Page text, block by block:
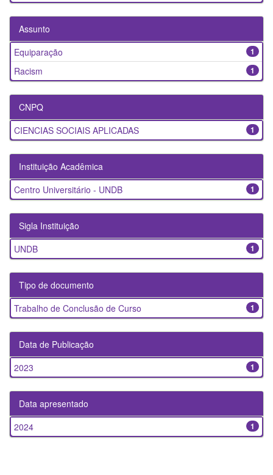
Assunto
1
Equiparação
1
Racism
CNPQ
1
CIENCIAS SOCIAIS APLICADAS
Instituição Acadêmica
1
Centro Universitário - UNDB
Sigla Instituição
1
UNDB
Tipo de documento
1
Trabalho de Conclusão de Curso
Data de Publicação
1
2023
Data apresentado
1
2024